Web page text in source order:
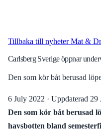
Tillbaka till nyheterMat &
Carlsberg Sverige öppnar
Den som kör båt berusad
6 July 2022 · Uppdaterad 29
Den som kör båt berusad
havsbotten bland